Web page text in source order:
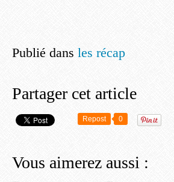
Publié dans les récap
Partager cet article
Repost 0
Vous aimerez aussi :